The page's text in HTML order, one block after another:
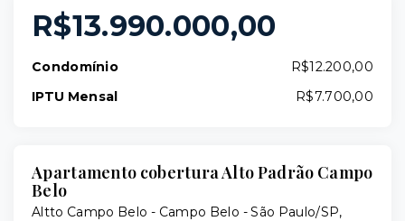
R$13.990.000,00
Condomínio
R$12.200,00
IPTU Mensal
R$7.700,00
Apartamento cobertura Alto Padrão Campo
Belo
Altto Campo Belo - Campo Belo - São Paulo/SP,